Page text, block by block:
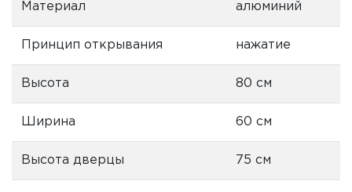
Материал алюминий
Принцип открывания нажатие
Высота 80 см
Ширина 60 см
Высота дверцы 75 см